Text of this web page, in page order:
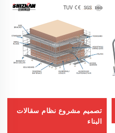
تصميم مشروع نظام سقالات
البناء